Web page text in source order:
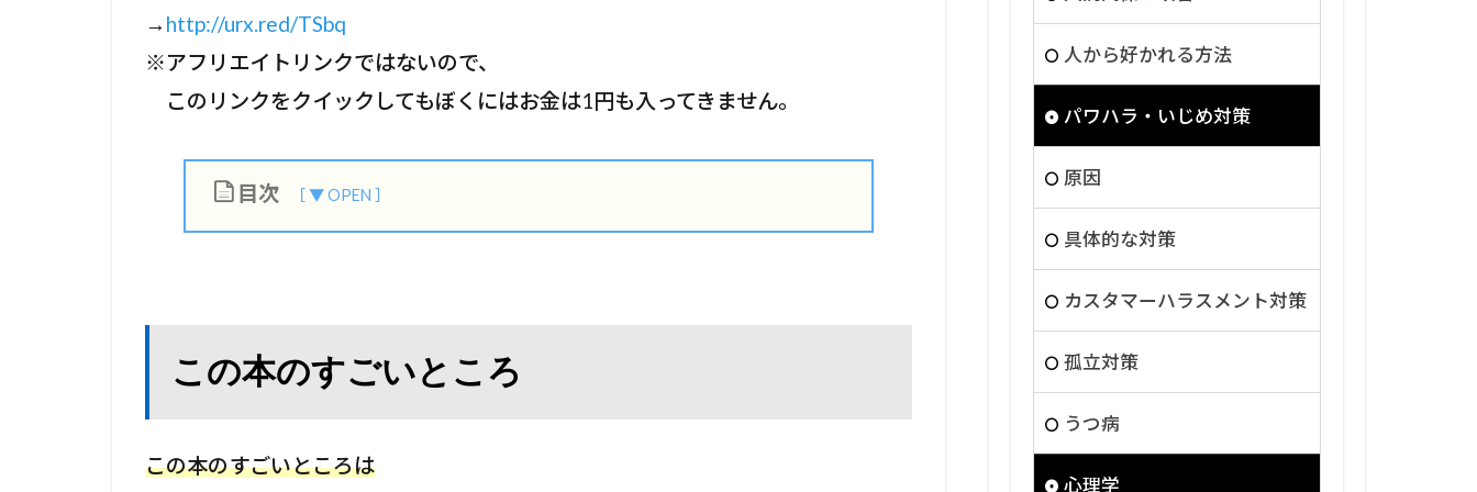
→ http://urx.red/TSbq
※アフリエイトリンクではないので、
このリンクをクイックしてもぼくにはお金は1円も入ってきません。
目次
の
い
と
この本のすごいところ
この本のすごいところは
人から好かれる方法
パワハラ・いじめ対策
原因
具体的な対策
カスタマーハラスメント対策
孤立対策
うつ病
心理学